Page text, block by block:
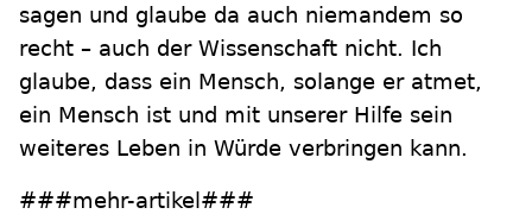
sagen und glaube da auch niemandem so
recht – auch der Wissenschaft nicht. Ich
glaube, dass ein Mensch, solange er atmet,
ein Mensch ist und mit unserer Hilfe sein
weiteres Leben in Würde verbringen kann.
###mehr-artikel###